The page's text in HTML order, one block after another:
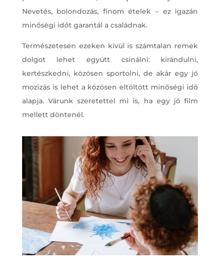
Nevetés, bolondozás, finom ételek – ez igazán
minőségi időt garantál a családnak.
Természetesen ezeken kívül is számtalan remek
dolgot lehet együtt csinálni: kirándulni,
kertészkedni, közösen sportolni, de akár egy jó
mozizás is lehet a közösen eltöltött minőségi idő
alapja. Várunk szeretettel mi is, ha egy jó film
mellett döntenél.